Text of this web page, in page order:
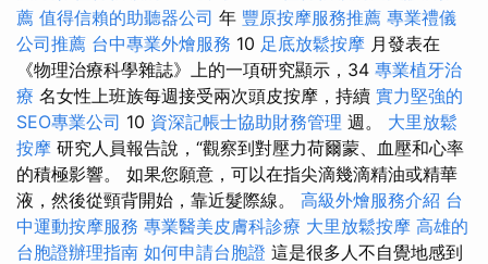
薦 值得信賴的助聽器公司 年 豐原按摩服務推薦 專業禮儀
公司推薦 台中專業外燴服務 10 足底放鬆按摩 月發表在
《物理治療科學雜誌》上的一項研究顯示，34 專業植牙治
療 名女性上班族每週接受兩次頭皮按摩，持續 實力堅強的
SEO專業公司 10 資深記帳士協助財務管理 週。 大里放鬆
按摩 研究人員報告說，“觀察到對壓力荷爾蒙、血壓和心率
的積極影響。 如果您願意，可以在指尖滴幾滴精油或精華
液，然後從頸背開始，靠近髮際線。 高級外燴服務介紹 台
中運動按摩服務 專業醫美皮膚科診療 大里放鬆按摩 高雄的
台胞證辦理指南 如何申請台胞證 這是很多人不自覺地感到